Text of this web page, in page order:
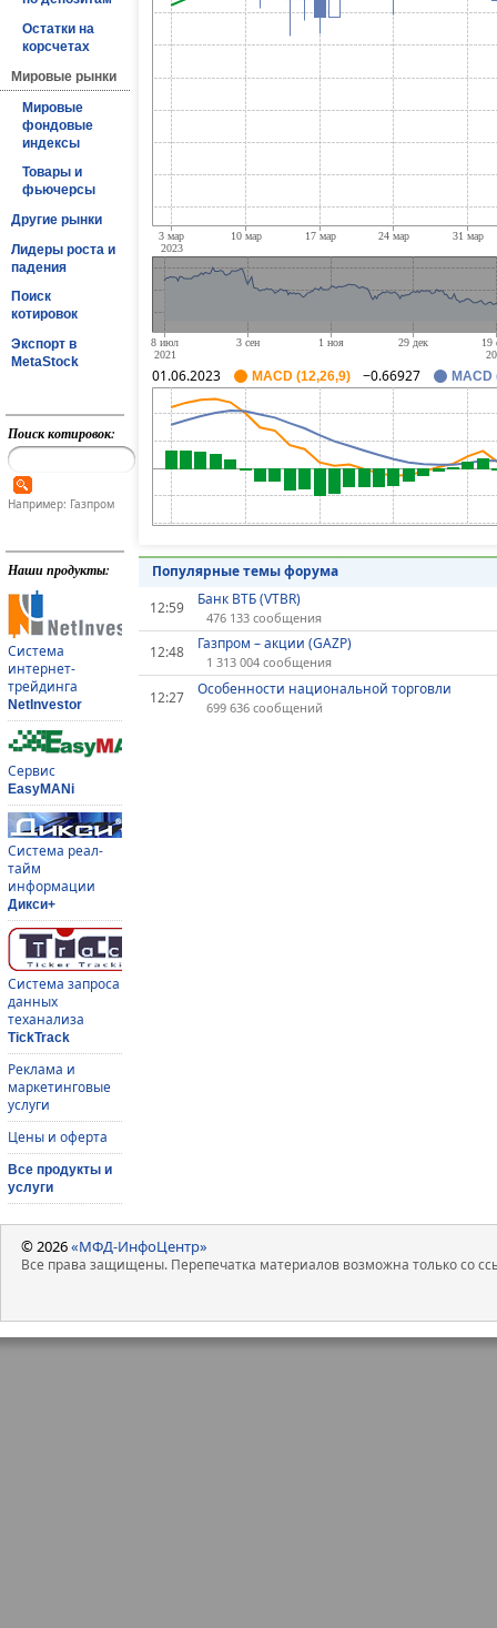
Остатки на
корсчетах
Мировые рынки
Мировые
фондовые
индексы
Товары и
фьючерсы
Другие рынки
Лидеры роста и
падения
Поиск
котировок
Экспорт в
MetaStock
Поиск котировок:
Например: Газпром
Наши продукты:
Система
интернет-
трейдинга
NetInvestor
Сервис
EasyMANi
Система реал-
тайм
информации
Дикси+
Система запроса
данных
теханализа
TickTrack
Реклама и
маркетинговые
услуги
Цены и оферта
Все продукты и
услуги
01.06.2023 MACD (12,26,9) −0.66927 MACD
Популярные темы форума
12:59
Банк ВТБ (VTBR)
476 133 сообщения
12:48 Газпром – акции (GAZP)
1 313 004 сообщения
12:27 Особенности национальной торговли
699 636 сообщений
© 2026«МФД-ИнфоЦентр»
Все права защищены. Перепечатка материалов возможна только со